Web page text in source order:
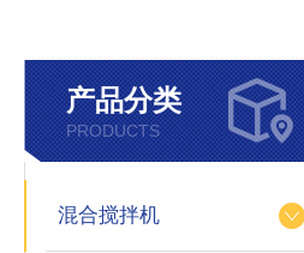
产品分类
PRODUCTS
混合搅拌机